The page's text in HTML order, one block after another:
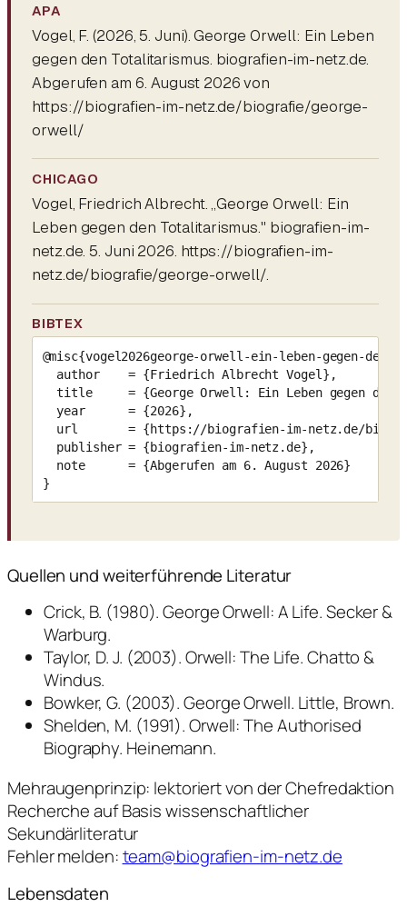
APA
Vogel, F. (2026, 5. Juni).George Orwell: Ein Leben
gegen den Totalitarismus. biografien-im-netz.de.
Abgerufen am 6. August 2026 von
https://biografien-im-netz.de/biografie/george-
orwell/
CHICAGO
Vogel, Friedrich Albrecht. „George Orwell: Ein
Leben gegen den Totalitarismus." biografien-im-
netz.de. 5. Juni 2026. https://biografien-im-
netz.de/biografie/george-orwell/.
BIBTEX
@misc{vogel2026george-orwell-ein-leben-gegen-
  author    = {Friedrich Albrecht Vogel},
title     = {George Orwell: Ein Leben gegen den
  year      = {2026},
url       = {https://biografien-im-netz.de/
  publisher = {biografien-im-netz.de},
  note      = {Abgerufen am 6. August 2026}
}
Quellen und weiterführende Literatur
Crick, B. (1980). George Orwell: A Life. Secker &
Warburg.
Taylor, D. J. (2003). Orwell: The Life. Chatto &
Windus.
Bowker, G. (2003). George Orwell. Little, Brown.
Shelden, M. (1991). Orwell: The Authorised
Biography. Heinemann.
Mehraugenprinzip: lektoriert von der Chefredaktion
Recherche auf Basis wissenschaftlicher
Sekundärliteratur
Fehler melden:team@biografien-im-netz.de
Lebensdaten